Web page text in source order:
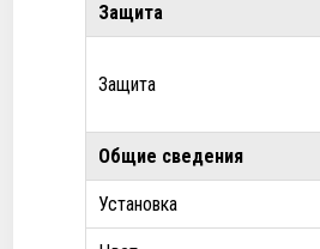
Защита
Защита
Общие сведения
Установка